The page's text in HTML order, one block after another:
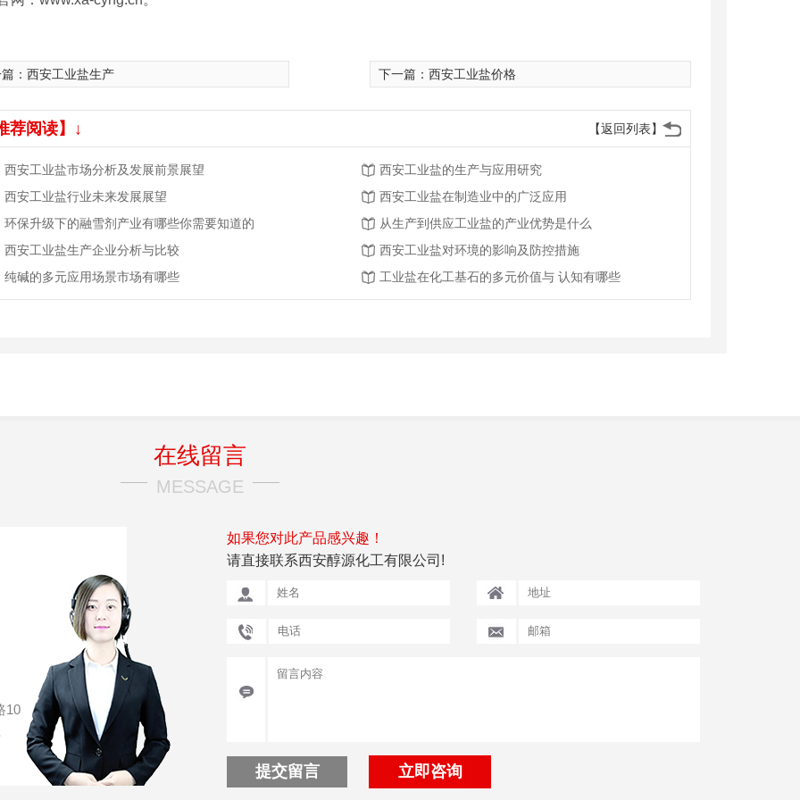
： 西安工业盐生产 下一篇： 西安工业盐价格
【返回列表】
荐阅读】↓
西安工业盐市场分析及发展前景展望
西安工业盐的生产与应用研究
西安工业盐行业未来发展展望
西安工业盐在制造业中的广泛应用
环保升级下的融雪剂产业有哪些你需要知道的
从生产到供应工业盐的产业优势是什么
西安工业盐生产企业分析与比较
西安工业盐对环境的影响及防控措施
纯碱的多元应用场景市场有哪些
工业盐在化工基石的多元价值与 认知有哪些
在线留言
MESSAGE
10
如果您对此产品感兴趣！
请直接联系西安醇源化工有限公司!
提交留言 立即咨询